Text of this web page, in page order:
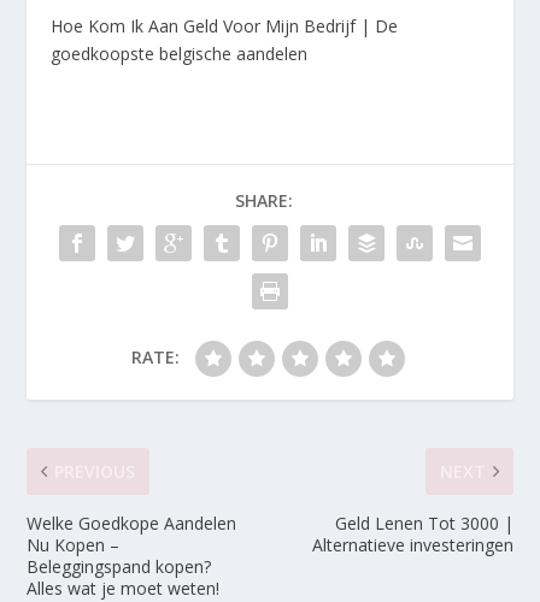
Hoe Kom Ik Aan Geld Voor Mijn Bedrijf | De
goedkoopste belgische aandelen
SHARE:
RATE:
Welke Goedkope Aandelen
Nu Kopen –
Beleggingspand kopen?
Alles wat je moet weten!
Geld Lenen Tot 3000 |
Alternatieve investeringen